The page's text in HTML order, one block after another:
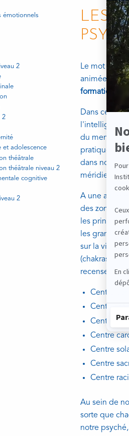
émotionnels
2
2
et adolescence
théâtrale
théâtrale niveau 2
cognitive
2
LES
Le mot
animée d'un
formation en
Dans ces
l'intelligence
du mental,
pratique (et
dans notre
méridiens
A une autre
des zones
les
les grandes
sur la vie
(chakras
recense 7
Centre
Centre
Centre
Centre
Centre
Centre
Centre
Au sein de
sorte que
notre